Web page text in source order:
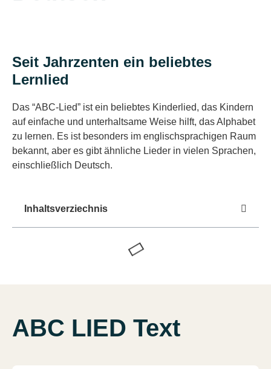
Seit Jahrzenten ein beliebtes
Lernlied
Das “ABC-Lied” ist ein beliebtes Kinderlied, das Kindern
auf einfache und unterhaltsame Weise hilft, das Alphabet
zu lernen. Es ist besonders im englischsprachigen Raum
bekannt, aber es gibt ähnliche Lieder in vielen Sprachen,
einschließlich Deutsch.
Inhaltsverziechnis
ABC LIED Text